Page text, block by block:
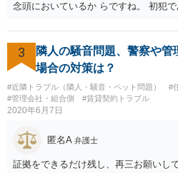
念頭においているか らですね。 初犯
ことはないでしょう。 様子見でいいで
3
隣人の騒音問題、警察や
場合の対策は？
#近隣トラブル（隣人・騒音・ペット問題）
#
#管理会社・組合側
#賃貸契約トラブル
2020年6月7日
匿名A 弁護士
証拠をできるだけ残し、再三お願いし